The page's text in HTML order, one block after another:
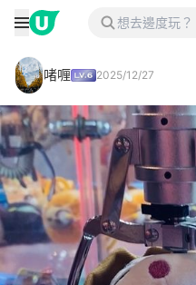
啫喱 2025/12/27